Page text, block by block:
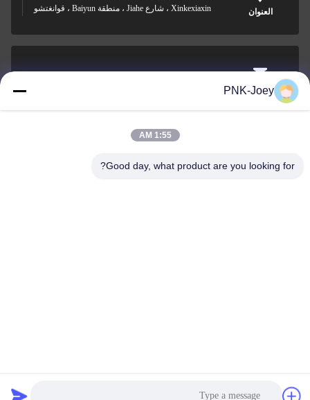
العنوان
Xinkexiaxin ، شارع Jiahe ، منطقة Baiyun ، قوانغتشو
البريد
xianzhihao@gzxingchao.info
008613580404923
PNK-Joey
1:55 AM
Good day, what product are you looking for?